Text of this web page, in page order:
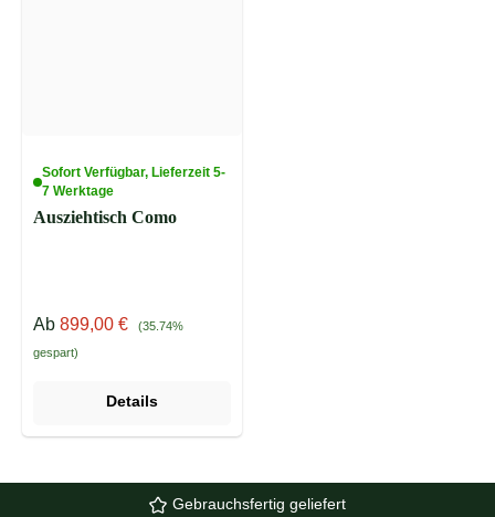
Sofort Verfügbar, Lieferzeit 5-
7 Werktage
Ausziehtisch Como
Verkaufspreis:
Ab 899,00 € Regulärer Preis:
(35.74%
gespart)
Details
Gebrauchsfertig geliefert